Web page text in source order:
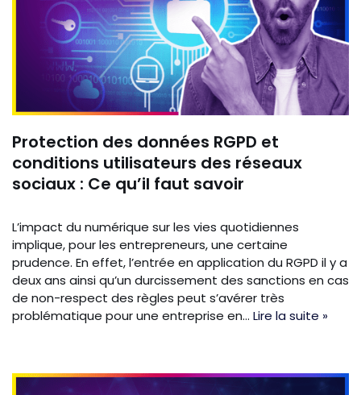
Protection des données RGPD et
conditions utilisateurs des réseaux
sociaux : Ce qu’il faut savoir
L’impact du numérique sur les vies quotidiennes
implique, pour les entrepreneurs, une certaine
prudence. En effet, l’entrée en application du RGPD il y a
deux ans ainsi qu’un durcissement des sanctions en cas
de non-respect des règles peut s’avérer très
problématique pour une entreprise en… Lire la suite »